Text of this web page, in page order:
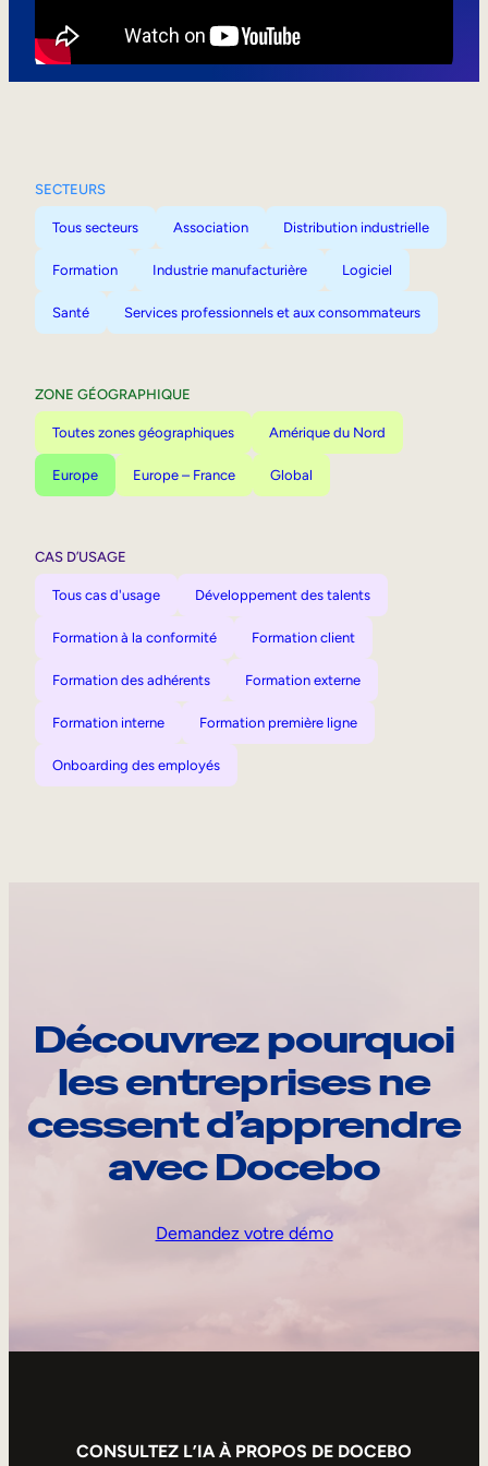
SECTEURS
Tous secteurs Association Distribution industrielle
Formation Industrie manufacturière Logiciel
Santé Services professionnels et aux consommateurs
ZONE GÉOGRAPHIQUE
Toutes zones géographiques Amérique du Nord
Europe Europe – France Global
CAS D’USAGE
Tous cas d'usage Développement des talents
Formation à la conformité Formation client
Formation des adhérents Formation externe
Formation interne Formation première ligne
Onboarding des employés
Découvrez pourquoi
les entreprises ne
cessent d’apprendre
avec Docebo
Demandez votre démo
CONSULTEZ L’IA À PROPOS DE DOCEBO